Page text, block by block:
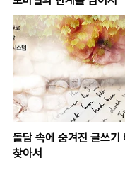
돌담 속에 숨겨진 글쓰기
찾아서